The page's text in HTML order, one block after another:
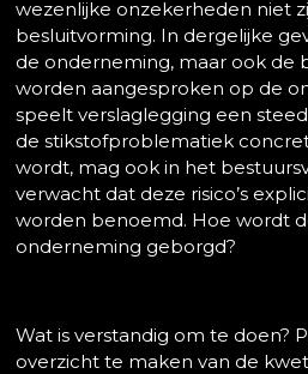
wezenlijke onzekerheden niet
besluitvorming. In dergelijke
de onderneming, maar ook de
worden aangesproken op de
speelt verslaglegging een
de stikstofproblematiek
wordt, mag ook in het
verwacht dat deze risico’s
worden benoemd. Hoe wordt
onderneming geborgd?
Wat is verstandig om te doen?
overzicht te maken van de